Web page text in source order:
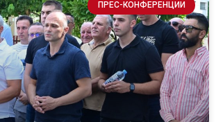
ПРЕС-КОНФЕРЕНЦИИ